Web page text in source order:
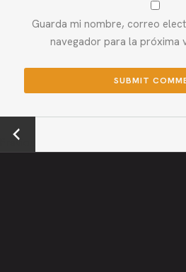
Guarda mi nombre, correo
navegador para la próxima
←
Previou